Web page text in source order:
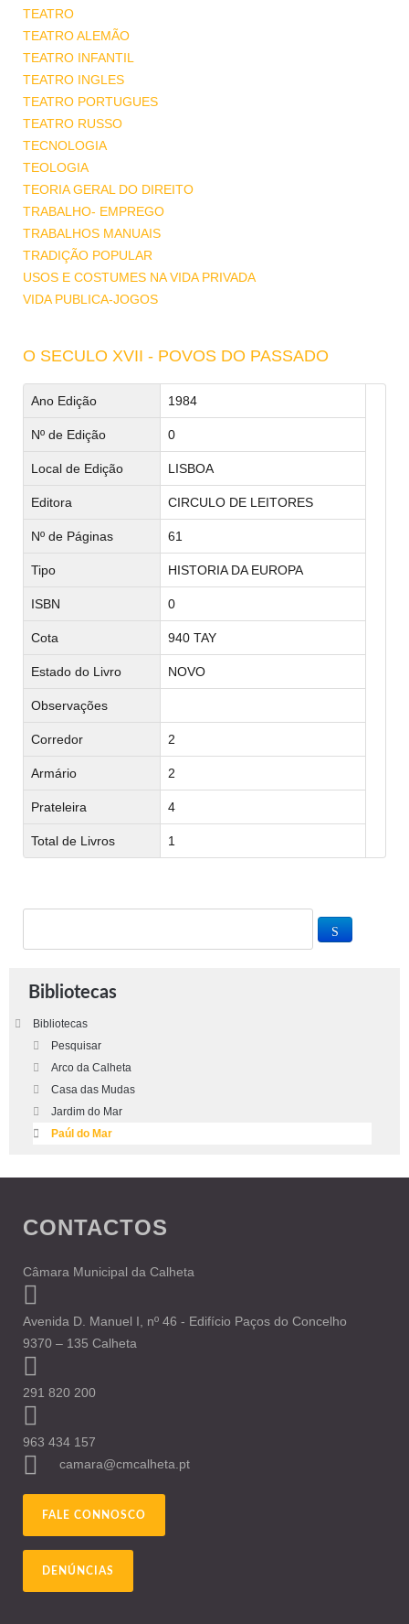
TEATRO
TEATRO ALEMÃO
TEATRO INFANTIL
TEATRO INGLES
TEATRO PORTUGUES
TEATRO RUSSO
TECNOLOGIA
TEOLOGIA
TEORIA GERAL DO DIREITO
TRABALHO- EMPREGO
TRABALHOS MANUAIS
TRADIÇÃO POPULAR
USOS E COSTUMES NA VIDA PRIVADA
VIDA PUBLICA-JOGOS
O SECULO XVII - POVOS DO PASSADO
Ano Edição 1984
Nº de Edição 0
Local de Edição LISBOA
Editora CIRCULO DE LEITORES
Nº de Páginas 61
Tipo HISTORIA DA EUROPA
ISBN 0
Cota 940 TAY
Estado do Livro NOVO
Observações
Corredor 2
Armário 2
Prateleira 4
Total de Livros 1
Bibliotecas
Bibliotecas
Pesquisar
Arco da Calheta
Casa das Mudas
Jardim do Mar
Paúl do Mar
CONTACTOS
Câmara Municipal da Calheta
Avenida D. Manuel I, nº 46 - Edifício Paços do Concelho
9370 – 135 Calheta
291 820 200
963 434 157
camara@cmcalheta.pt
FALE CONNOSCO
DENÚNCIAS